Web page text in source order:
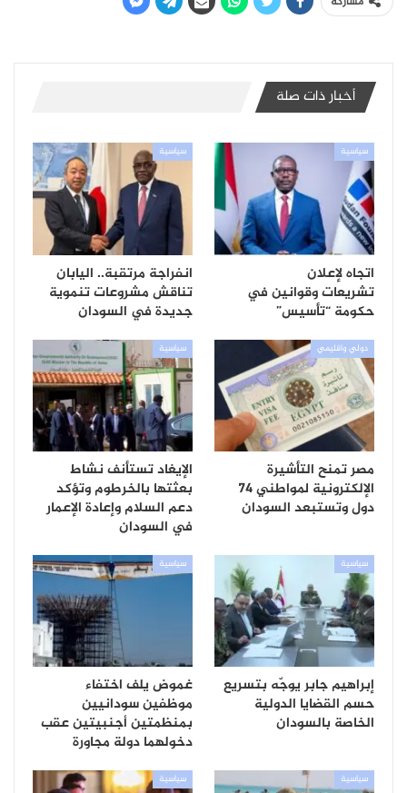
أخبار ذات صلة
سياسية
اتجاه لإعلان
تشريعات وقوانين في
حكومة “تأسيس”
سياسية
انفراجة مرتقبة.. اليابان
تناقش مشروعات تنموية
جديدة في السودان
دولي واقليمي
مصر تمنح التأشيرة
الإلكترونية لمواطني 74
دول وتستبعد السودان
سياسية
الإيغاد تستأنف نشاط
بعثتها بالخرطوم وتؤكد
دعم السلام وإعادة الإعمار
في السودان
سياسية
إبراهيم جابر يوجّه بتسريع
حسم القضايا الدولية
الخاصة بالسودان
سياسية
غموض يلف اختفاء
موظفين سودانيين
بمنظمتين أجنبيتين عقب
دخولهما دولة مجاورة
سياسية سياسية